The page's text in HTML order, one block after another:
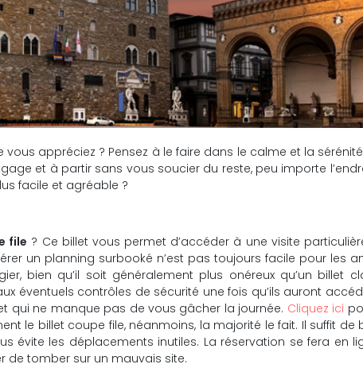
vous appréciez ? Pensez à le faire dans le calme et la
et à partir sans vous soucier du reste, peu importe
facile et agréable ?
file ? Ce billet vous permet d’accéder à une visite
un planning surbooké n’est pas toujours facile pour les
bien qu’il soit généralement plus onéreux qu’un billet
éventuels contrôles de sécurité une fois qu’ils auront
qui ne manque pas de vous gâcher la journée. Cliquez ici
le billet coupe file, néanmoins, la majorité le fait. Il suffit
évite les déplacements inutiles. La réservation se fera en
de tomber sur un mauvais site.